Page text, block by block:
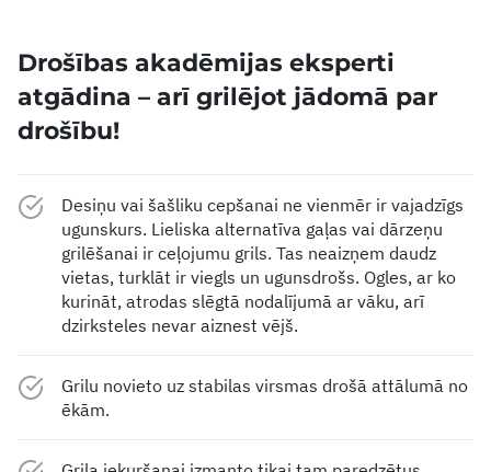
Drošības akadēmijas eksperti
atgādina – arī grilējot jādomā par
drošību!
Desiņu vai šašliku cepšanai ne vienmēr ir vajadzīgs
ugunskurs. Lieliska alternatīva gaļas vai dārzeņu
grilēšanai ir ceļojumu grils. Tas neaizņem daudz
vietas, turklāt ir viegls un ugunsdrošs. Ogles, ar ko
kurināt, atrodas slēgtā nodalījumā ar vāku, arī
dzirksteles nevar aiznest vējš.
Grilu novieto uz stabilas virsmas drošā attālumā no
ēkām.